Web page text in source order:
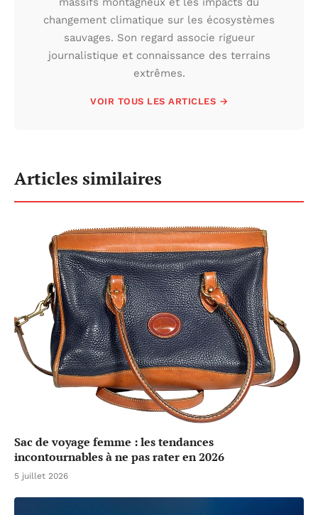
changement climatique sur les écosystèmes
sauvages. Son regard associe rigueur
journalistique et connaissance des terrains
extrêmes.
VOIR TOUS LES ARTICLES →
Articles similaires
Sac de voyage femme : les tendances
incontournables à ne pas rater en 2026
5 juillet 2026